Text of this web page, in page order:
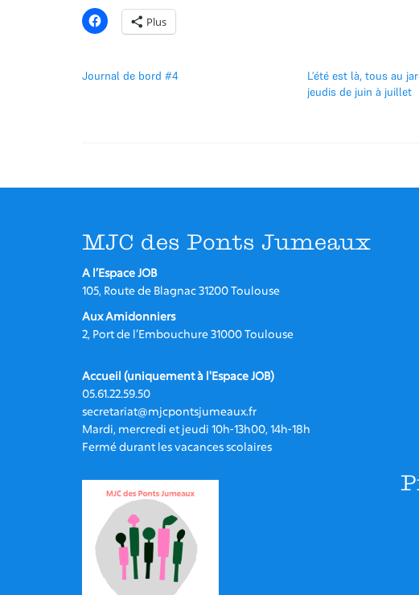
Plus
Journal de bord #4
L’été est là, tous au
jeudis de juin à juillet
MJC des Ponts Jumeaux
A l’Espace JOB
105, Route de Blagnac 31200 Toulouse
Aux Amidonniers
2, Port de l’Embouchure 31000 Toulouse
Accueil (uniquement à l'Espace JOB)
05.61.22.59.50
secretariat@mjcpontsjumeaux.fr
Mardi, mercredi et jeudi 10h-13h00, 14h-18h
Fermé durant les vacances scolaires